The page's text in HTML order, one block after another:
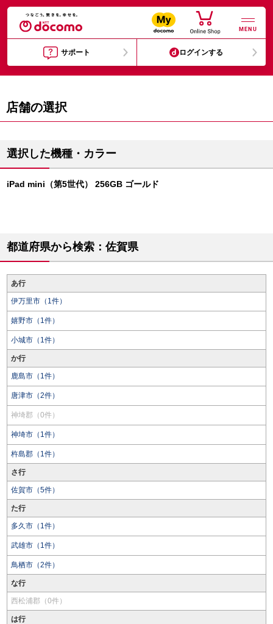
MENU
サポート ログインする
店舗の選択
選択した機種・カラー
iPad mini（第5世代） 256GB ゴールド
都道府県から検索：佐賀県
あ行
伊万里市（1件）
嬉野市（1件）
小城市（1件）
か行
鹿島市（1件）
唐津市（2件）
神埼郡（0件）
神埼市（1件）
杵島郡（1件）
さ行
佐賀市（5件）
た行
多久市（1件）
武雄市（1件）
鳥栖市（2件）
な行
西松浦郡（0件）
は行